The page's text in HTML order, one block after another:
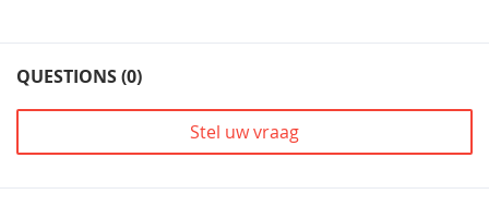
QUESTIONS (0)
Stel uw vraag